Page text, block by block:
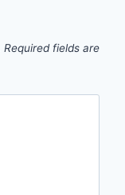
Required fields are